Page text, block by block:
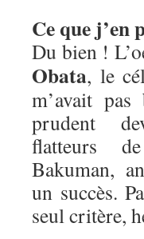
Ce que j’en
Du bien !
Obata, le
m’avait pas
prudent
flatteurs
Bakuman,
un succès.
seul critère,